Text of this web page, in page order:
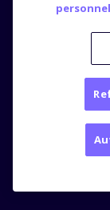
Politique de
2026